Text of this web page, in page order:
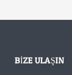
BIZE ULAŞIN